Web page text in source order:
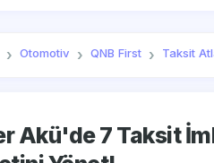
Otomotiv QNB First Taksit
Akü'de 7 Taksit